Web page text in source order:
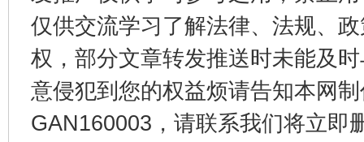
仅供交流学习了解法律、法规、
权，部分文章转发推送时未能及
意侵犯到您的权益烦请告知本网
GAN160003，请联系我们将立即